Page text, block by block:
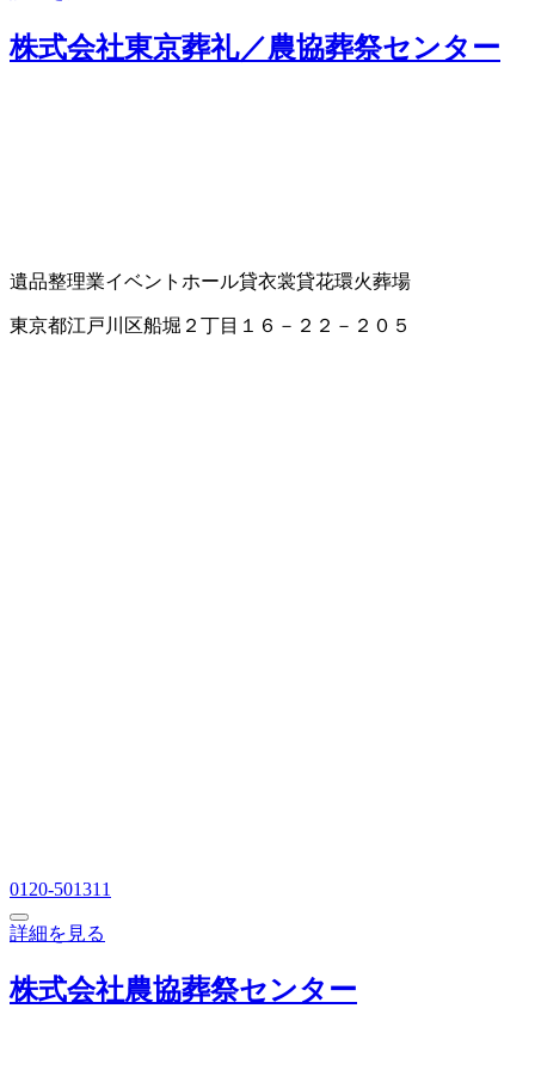
株式会社東京葬礼／農協葬祭センター
遺品整理業イベントホール貸衣裳貸花環火葬場
東京都江戸川区船堀２丁目１６－２２－２０５
0120-501311
詳細を見る
株式会社農協葬祭センター